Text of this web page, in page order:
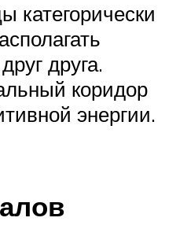
категорически
друга.
коридор
энергии.